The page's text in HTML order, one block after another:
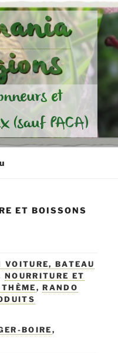
et
(sauf PACA)
ET BOISSONS
VOITURE, BATEAU
NOURRITURE ET
,RANDO
BOIRE,